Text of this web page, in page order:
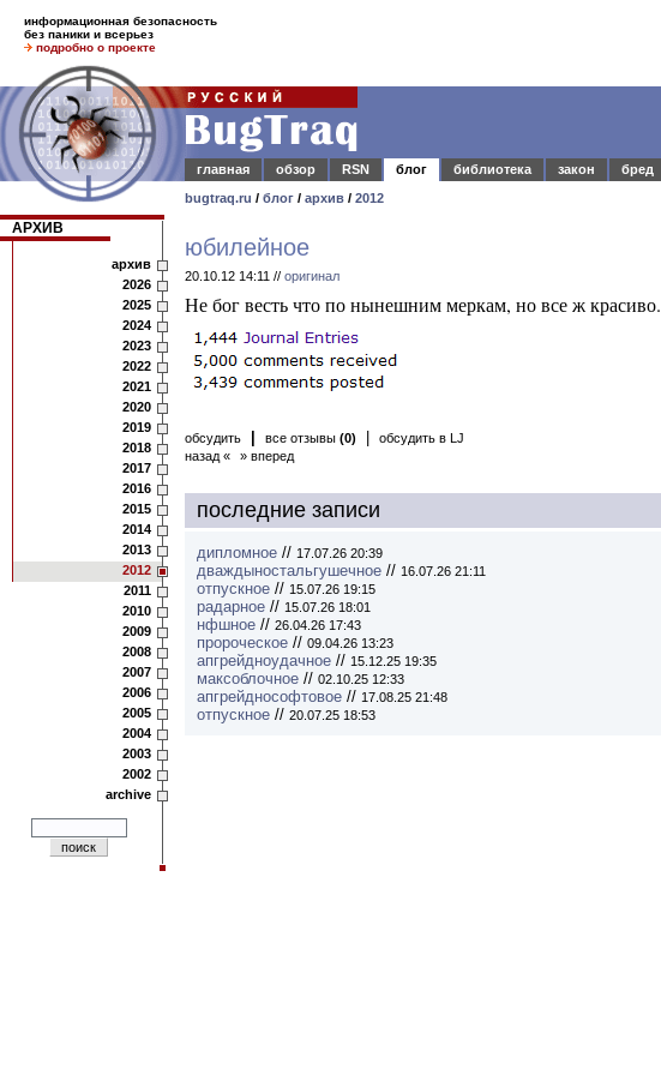
информационная безопасность
без паники и всерьез
подробно о проекте
главная
обзор RSN блог библиотека закон бред
bugtraq.ru / блог / архив / 2012
АРХИВ
архив
2026
2025
2024
2023
2022
2021
2020
2019
2018
2017
2016
2015
2014
2013
2012
2011
2010
2009
2008
2007
2006
2005
2004
2003
2002
archive
юбилейное
20.10.12 14:11 // оригинал
Не бог весть что по нынешним меркам, но все ж красиво.
обсудить все отзывы (0) обсудить в LJ
назад «
» вперед
последние записи
дипломное // 17.07.26 20:39
дваждыностальгушечное // 16.07.26 21:11
отпускное // 15.07.26 19:15
радарное // 15.07.26 18:01
нфшное // 26.04.26 17:43
пророческое // 09.04.26 13:23
апгрейдноудачное // 15.12.25 19:35
максоблочное // 02.10.25 12:33
апгрейднософтовое // 17.08.25 21:48
отпускное // 20.07.25 18:53